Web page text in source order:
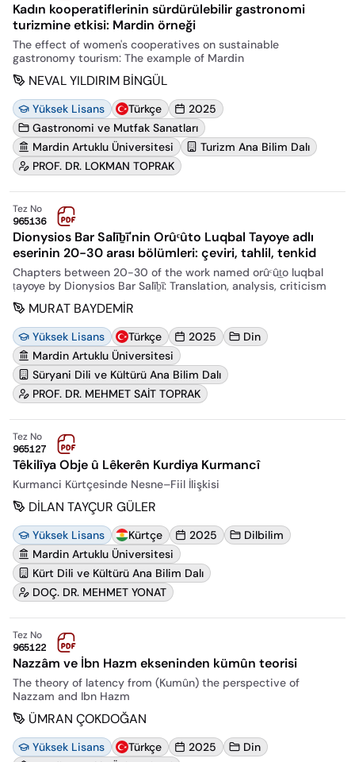
Kadın kooperatiflerinin sürdürülebilir gastronomi
turizmine etkisi: Mardin örneği
The effect of women's cooperatives on sustainable
gastronomy tourism: The example of Mardin
NEVAL YILDIRIM BİNGÜL
Yüksek Lisans Türkçe
2025
Gastronomi ve Mutfak Sanatları
Mardin Artuklu Üniversitesi
Turizm Ana Bilim Dalı
PROF. DR. LOKMAN TOPRAK
Tez No
965136
Dionysios Bar Salīḇī'nin Orûᶜûto Luqbal Tayoye adlı
eserinin 20-30 arası bölümleri: çeviri, tahlil, tenkid
Chapters between 20-30 of the work named orûᶜût̲o luqbal
ṭayoye by Dionysios Bar Salīḇī: Translation, analysis, criticism
MURAT BAYDEMİR
Yüksek Lisans Türkçe 2025
Din
Mardin Artuklu Üniversitesi
Süryani Dili ve Kültürü Ana Bilim Dalı
PROF. DR. MEHMET SAİT TOPRAK
Tez No
965127
Têkilîya Obje û Lêkerên Kurdiya Kurmancî
Kurmanci Kürtçesinde Nesne–Fiil İlişkisi
DİLAN TAYÇUR GÜLER
Yüksek Lisans Kürtçe 2025
Dilbilim
Mardin Artuklu Üniversitesi
Kürt Dili ve Kültürü Ana Bilim Dalı
DOÇ. DR. MEHMET YONAT
Tez No
965122
Nazzâm ve İbn Hazm ekseninden kümûn teorisi
The theory of latency from (Kumûn) the perspective of
Nazzam and Ibn Hazm
ÜMRAN ÇOKDOĞAN
Yüksek Lisans Türkçe 2025
Din